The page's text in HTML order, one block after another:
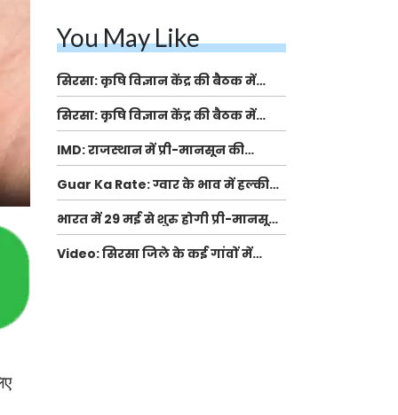
You May Like
सिरसा: कृषि विज्ञान केंद्र की बैठक में
फसल बीमा विधि कारण व कृषि उद्यमिता
बढ़ावा देने पर चर्चा
सिरसा: कृषि विज्ञान केंद्र की बैठक में
फसल बीमा विधि कारण व कृषि उद्यमिता
बढ़ावा देने पर चर्चा
IMD: राजस्थान में प्री-मानसून की
सामान्य से 74% अधिक बारिश, दस्तक में
देरी और मानसून कमजोर रहेगा
Guar Ka Rate: ग्वार के भाव में हल्की
बढ़ोतरी, बढ़ सकता है बुवाई का रकबा
भारत में 29 मई से शुरु होगी प्री-मानसून
बारिश, ECMWF विदेशी मौसम एजेंसी का
पूर्वानुमान
Video: सिरसा जिले के कई गांवों में